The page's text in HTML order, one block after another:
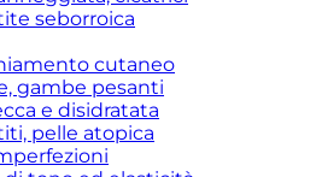
seborroica
cutaneo
gambe pesanti
e disidratata
pelle atopica